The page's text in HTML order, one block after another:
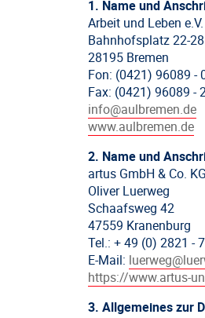
1. Name und
Arbeit und Leben e.V.
Bahnhofsplatz 22-28
28195 Bremen
Fon: (0421) 96089 -
Fax: (0421) 96089 -
info@aulbremen.de
www.aulbremen.de
2. Name und
artus GmbH & Co. KG
Oliver Luerweg
Schaafsweg 42
47559 Kranenburg
Tel.: + 49 (0) 2821 -
E-Mail:
https://www.artus-
3. Allgemeines zur